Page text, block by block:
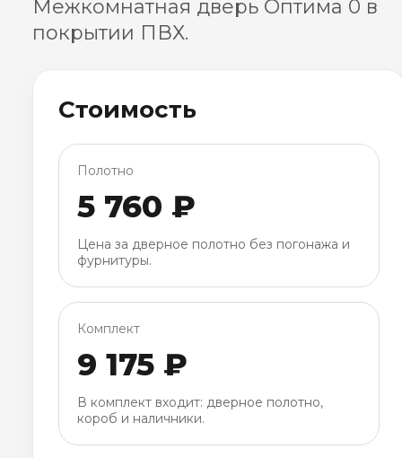
Межкомнатная дверь Оптима 0 в
покрытии ПВХ.
Стоимость
Полотно
5 760 ₽
Цена за дверное полотно без погонажа и
фурнитуры.
Комплект
9 175 ₽
В комплект входит: дверное полотно,
короб и наличники.